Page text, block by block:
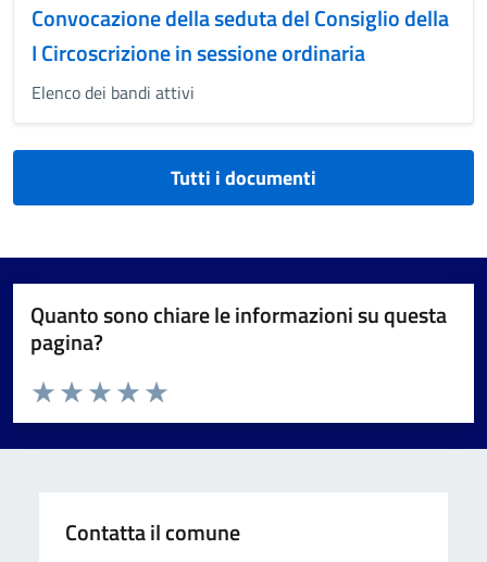
Convocazione della seduta del Consiglio della
I Circoscrizione in sessione ordinaria
Elenco dei bandi attivi
Tutti i documenti
Quanto sono chiare le informazioni su questa
pagina?
Valuta da 1 a 5 stelle la pagina
Valuta 5 stelle su 5
Valuta 4 stelle su 5
Valuta 3 stelle su 5
Valuta 2 stelle su 5
Valuta 1 stelle su 5
Contatta il comune